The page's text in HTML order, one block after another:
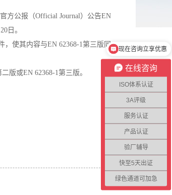
方公报（Official Journal）公告EN
日。
，使其内容与EN 62368-1第三版同
版或EN 62368-1第三版。
在线咨询
ISO体系认证
3A评级
服务认证
产品认证
验厂辅导
快至5天出证
绿色通道可加急
现在咨询立享优惠